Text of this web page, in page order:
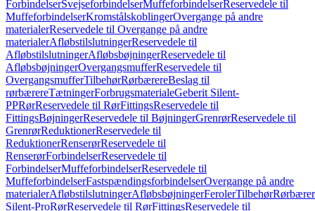
ForbindelserSvejseforbindelserMuffeforbindelserReservedele til
MuffeforbindelserKromstålskoblingerOvergange på andre
materialerReservedele til Overgange på andre
materialerAfløbstilslutningerReservedele til
AfløbstilslutningerAfløbsbøjningerReservedele til
AfløbsbøjningerOvergangsmufferReservedele til
OvergangsmufferTilbehørRørbærereBeslag til
rørbærereTætningerForbrugsmaterialeGeberit Silent-
PPRørReservedele til RørFittingsReservedele til
FittingsBøjningerReservedele til BøjningerGrenrørReservedele til
GrenrørReduktionerReservedele til
ReduktionerRenserørReservedele til
RenserørForbindelserReservedele til
ForbindelserMuffeforbindelserReservedele til
MuffeforbindelserFastspændingsforbindelserOvergange på andre
materialerAfløbstilslutningerAfløbsbøjningerFerolerTilbehør
Silent-ProRørReservedele til RørFittingsReservedele til